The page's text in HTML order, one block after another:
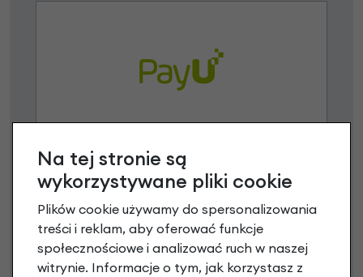
3 miesiące nie płacisz
Raty do 60 miesięcy
Poznaj szczegóły
Na tej stronie są
wykorzystywane pliki cookie
Plików cookie używamy do spersonalizowania
treści i reklam, aby oferować funkcje
społecznościowe i analizować ruch w naszej
witrynie. Informacje o tym, jak korzystasz z